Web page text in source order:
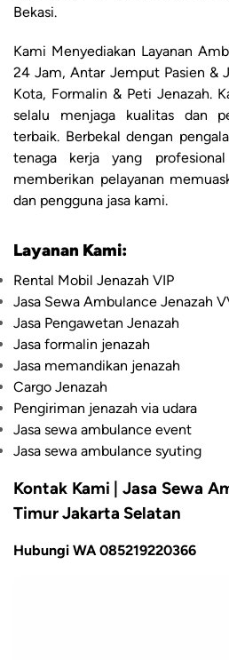
Bekasi.
Kami Menyediakan Layanan
24 Jam, Antar Jemput Pasien &
Kota, Formalin & Peti Jenazah.
selalu menjaga kualitas dan
terbaik. Berbekal dengan
tenaga kerja yang
memberikan pelayanan
dan pengguna jasa kami.
Layanan Kami:
Rental Mobil Jenazah VIP
Jasa Sewa Ambulance Jenazah
Jasa Pengawetan Jenazah
Jasa formalin jenazah
Jasa memandikan jenazah
Cargo Jenazah
Pengiriman jenazah via udara
Jasa sewa ambulance event
Jasa sewa ambulance syuting
Kontak Kami | Jasa Sewa
Timur Jakarta Selatan
Hubungi WA 085219220366